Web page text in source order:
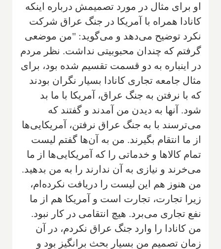
او برای مثال در مورد تصمیمش درباره اینکه
کانادا همراه با آمریکا در جنگ عراق شرکت
نکرد توضیح می‌دهد و می‌گوید: "من موضعی
گرفتم که چندان محبوبیتی نداشت. نظر مردم
در اینباره به دو قسمت تقسیم شده بود، برای
مثال جامعه تجاری کانادا بسیار نگران بودند
که با نرفتن به جنگ عراق، آمریکا با ما بد
شود. آنها به دیدن من آمدند و گفتند که
می‌ترسند با به جنگ عراق نرفتن، آمریکایی‌ها
از ما انتقام بگیرند. من به آن‌ها گفتم لیست
تمام کالاها و خدماتی را که آمریکایی‌ها از ما
می‌خرند و نیازی به آن ندارند را به من بدهید.
من هنوز هم این لیست را دریافت نکرده‌ام،
زیرا تجارت، تجارت است و آمریکا هم از ما
نفع تجاری می‌برد. هیچ انتقامی در کار نبود.
من کانادا را وارد جنگ عراق نکردم، در آن
زمان تصمیم من بسیار بحث برانگیز بود و